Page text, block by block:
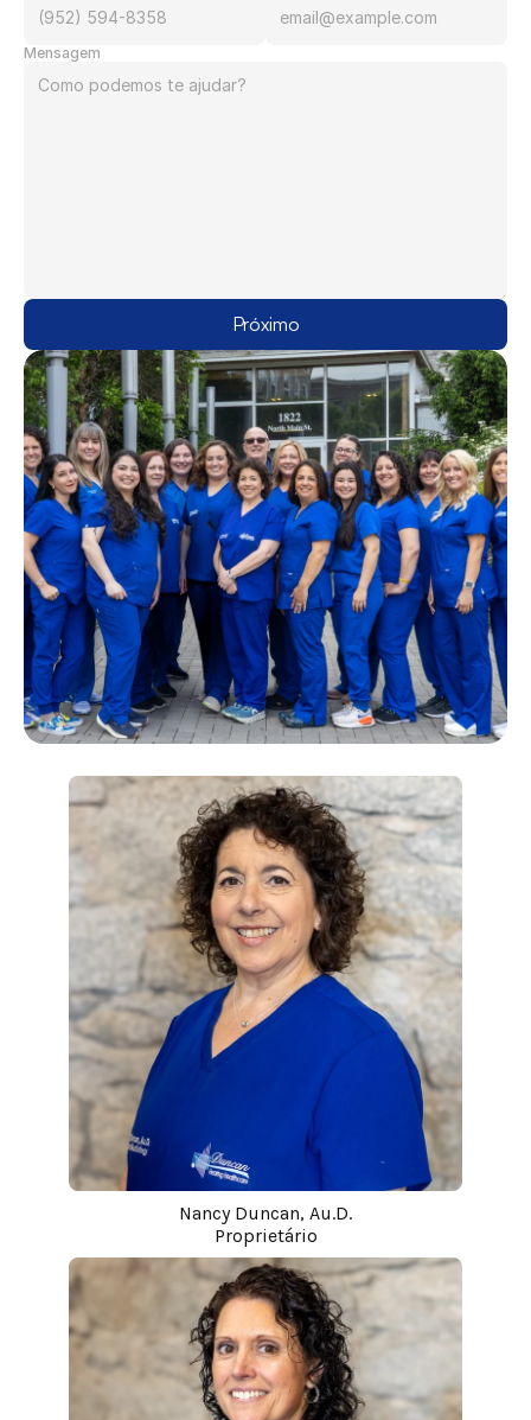
Mensagem
Próximo
Nancy Duncan, Au.D.
Proprietário